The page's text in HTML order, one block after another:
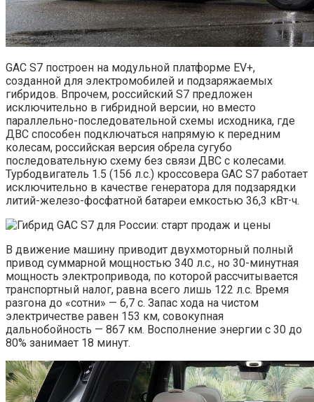
GAC S7 построен на модульной платформе EV+,
созданной для электромобилей и подзаряжаемых
гибридов. Впрочем, российский S7 предложен
исключительно в гибридной версии, но вместо
параллельно-последовательной схемы исходника, где
ДВС способен подключаться напрямую к передним
колесам, российская версия обрела сугубо
последовательную схему без связи ДВС с колесами.
Турбодвигатель 1.5 (156 л.с.) кроссовера GAC S7 работает
исключительно в качестве генератора для подзарядки
литий-железо-фосфатной батареи емкостью 36,3 кВт⋅ч.
В движение машину приводит двухмоторный полный
привод суммарной мощностью 340 л.с., но 30-минутная
мощность электропривода, по которой рассчитывается
транспортный налог, равна всего лишь 122 л.с. Время
разгона до «сотни» — 6,7 с. Запас хода на чистом
электричестве равен 153 км, совокупная
дальнобойность — 867 км. Восполнение энергии с 30 до
80% занимает 18 минут.